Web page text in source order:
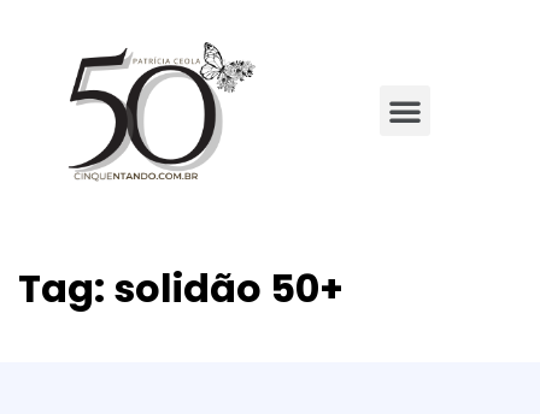
Tag: solidão 50+